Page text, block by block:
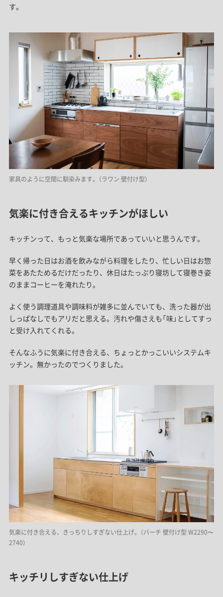
す。
家具のように空間に馴染みます。（ラワン 壁付け型）
気楽に付き合えるキッチンがほしい
キッチンって、もっと気楽な場所であっていいと思うんです。
早く帰った日はお酒を飲みながら料理をしたり、忙しい日はお惣
菜をあたためるだけだったり、休日はたっぷり寝坊して寝巻き姿
のままコーヒーを淹れたり。
よく使う調理道具や調味料が雑多に並んでいても、洗った器が出
しっぱなしでもアリだと思える。汚れや傷さえも「味」としてすっ
と受け入れてくれる。
そんなふうに気楽に付き合える、ちょっとかっこいいシステムキ
ッチン。無かったのでつくりました。
気楽に付き合える、きっちりしすぎない仕上げ。（バーチ 壁付け型 W2290〜
2740）
キッチリしすぎない仕上げ